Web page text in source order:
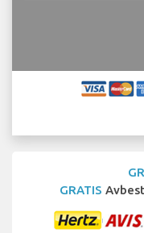
GRATIS